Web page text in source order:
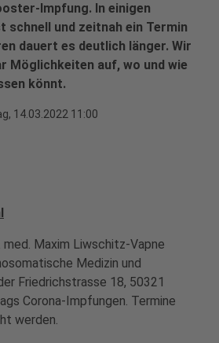
Impfung. In einigen
schnell und zeitnah ein Termin
dauert es deutlich länger. Wir
Möglichkeiten auf, wo und wie
könnt.
14.03.2022 11:00
med. Maxim Liwschitz-Vapne
Medizin und
Friedrichstrasse 18, 50321
Corona-Impfungen. Termine
werden.